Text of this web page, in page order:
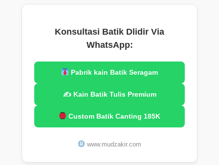
Konsultasi Batik Dlidir Via
WhatsApp:
Pabrik kain Batik Seragam
✍️ Kain Batik Tulis Premium
Custom Batik Canting 185K
www.mudzakir.com